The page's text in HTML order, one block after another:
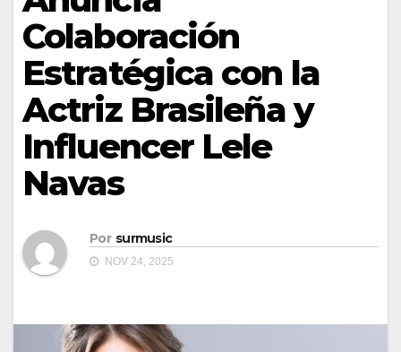
Colaboración
Estratégica con la
Actriz Brasileña y
Influencer Lele
Navas
Por surmusic
NOV 24, 2025